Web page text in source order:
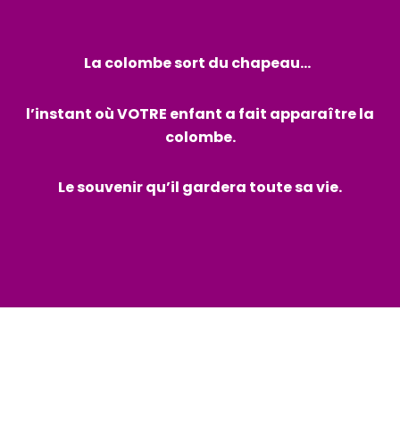
La colombe sort du chapeau…
l’instant où VOTRE enfant a fait apparaître la
colombe.
Le souvenir qu’il gardera toute sa vie.